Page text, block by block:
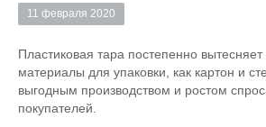
11 февраля 2020
Пластиковая тара постепенно вытесняет
материалы для упаковки, как картон и
выгодным производством и ростом
покупателей.